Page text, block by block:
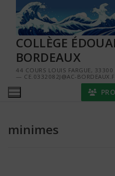
contenu
COLLÈGE
BORDEAUX
44 COURS LOUIS FARGUE,
— CE.0332082J@AC-
minimes